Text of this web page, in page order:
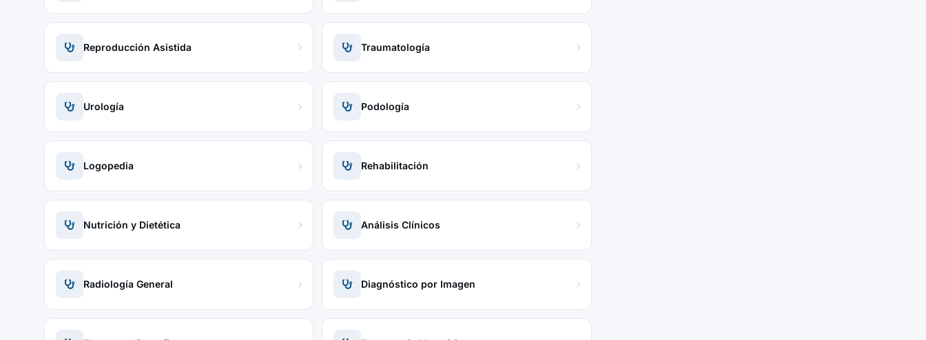
Reproducción Asistida Traumatología
Urología Podología
Logopedia Rehabilitación
Nutrición y Dietética Análisis Clínicos
Radiología General Diagnóstico por Imagen